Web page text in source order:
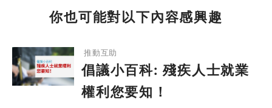
你也可能對以下內容感興趣
推動互助
倡議小百科: 殘疾人士就業
權利您要知！